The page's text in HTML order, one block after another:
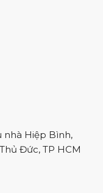
nhà Hiệp Bình,
Đức, TP HCM